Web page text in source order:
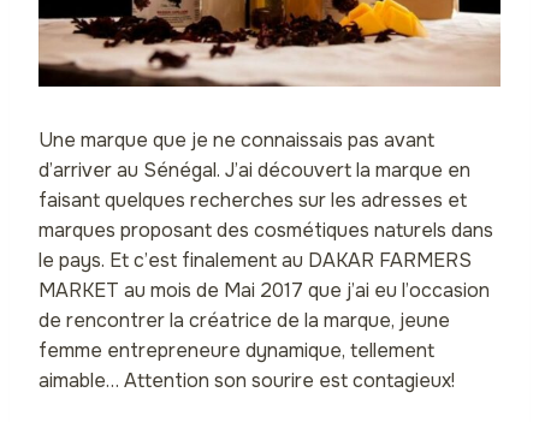
Une marque que je ne connaissais pas avant
d’arriver au Sénégal. J’ai découvert la marque en
faisant quelques recherches sur les adresses et
marques proposant des cosmétiques naturels dans
le pays. Et c’est finalement au DAKAR FARMERS
MARKET au mois de Mai 2017 que j’ai eu l’occasion
de rencontrer la créatrice de la marque, jeune
femme entrepreneure dynamique, tellement
aimable… Attention son sourire est contagieux!